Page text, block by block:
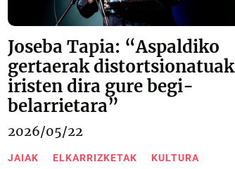
Joseba Tapia: “Aspaldiko
gertaerak distortsionatuak
iristen dira gure begi-
belarrietara”
2026/05/22
JAIAK ELKARRIZKETAK KULTURA